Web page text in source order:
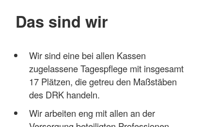
Das sind wir
Wir sind eine bei allen Kassen
zugelassene Tagespflege mit insgesamt
17 Plätzen, die getreu den Maßstäben
des DRK handeln.
Wir arbeiten eng mit allen an der